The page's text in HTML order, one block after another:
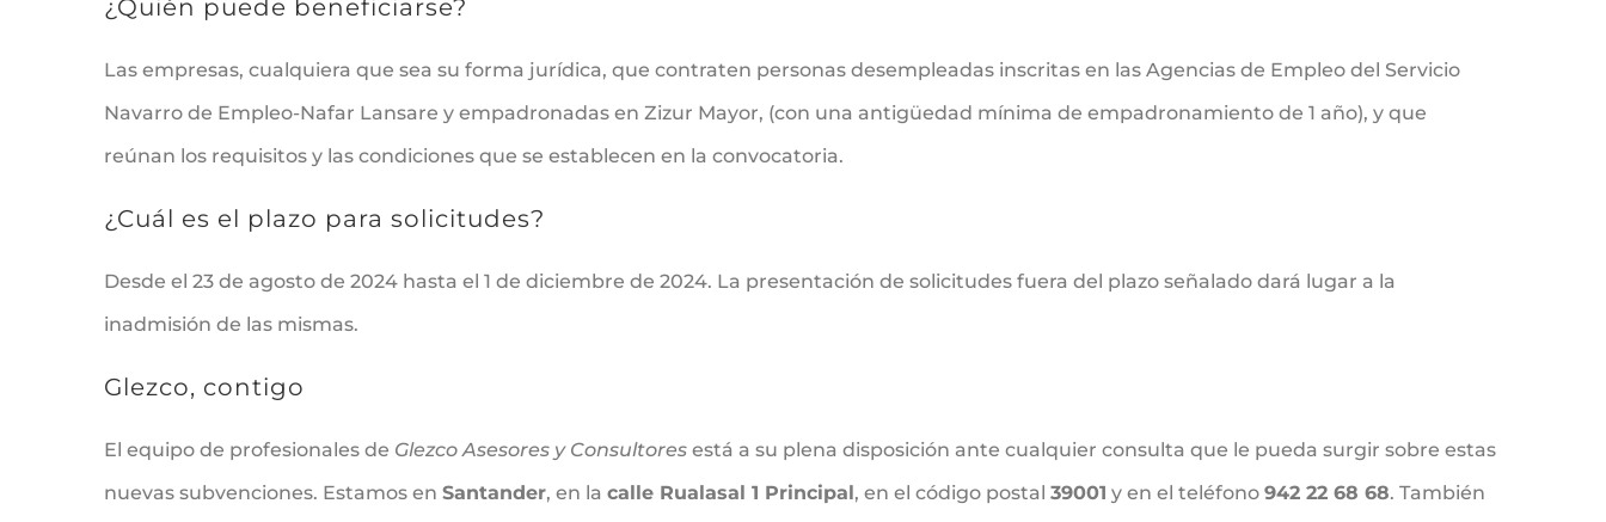
¿Quién puede beneficiarse?
Las empresas, cualquiera que sea su forma jurídica, que contraten personas desempleadas inscritas en las Agencias de Empleo del Servicio
Navarro de Empleo-Nafar Lansare y empadronadas en Zizur Mayor, (con una antigüedad mínima de empadronamiento de 1 año), y que
reúnan los requisitos y las condiciones que se establecen en la convocatoria.
¿Cuál es el plazo para solicitudes?
Desde el 23 de agosto de 2024 hasta el 1 de diciembre de 2024. La presentación de solicitudes fuera del plazo señalado dará lugar a la
inadmisión de las mismas.
Glezco, contigo
El equipo de profesionales de Glezco Asesores y Consultores está a su plena disposición ante cualquier consulta que le pueda surgir sobre estas
nuevas subvenciones. Estamos en Santander, en la calle Rualasal 1 Principal, en el código postal 39001 y en el teléfono 942 22 68 68. También